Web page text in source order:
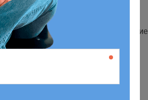
класс наследуется
методы получили более похожие
кнопку, Вы разрешаете